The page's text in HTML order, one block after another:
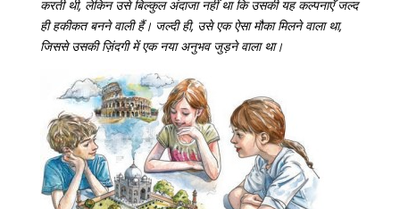
करती थी, लेकिन उसे बिल्कुल अंदाजा नहीं था कि उसकी यह कल्पनाएँ जल्द
ही हकीकत बनने वाली हैं। जल्दी ही, उसे एक ऐसा मौका मिलने वाला था,
जिससे उसकी ज़िंदगी में एक नया अनुभव जुड़ने वाला था।